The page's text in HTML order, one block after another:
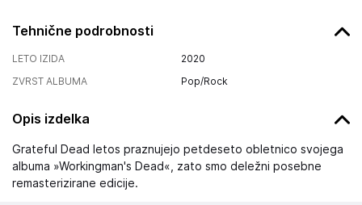
Tehnične podrobnosti
LETO IZIDA
2020
ZVRST ALBUMA
Pop/Rock
Opis izdelka
Grateful Dead letos praznujejo petdeseto obletnico svojega
albuma »Workingman's Dead«, zato smo deležni posebne
remasterizirane edicije.